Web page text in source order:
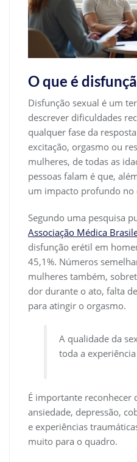
O que é
Disfunção sexual é um
descrever dificuldades
qualquer fase da
excitação, orgasmo ou
mulheres, de todas as
pessoas falam é que,
um impacto profundo no
Segundo uma pesquisa
Associação Médica
disfunção erétil em
45,1%. Números
mulheres também,
dor durante o ato, falta
para atingir o orgasmo.
A qualidade da
toda a
É importante reconhecer
ansiedade, depressão,
e experiências
muito para o quadro.